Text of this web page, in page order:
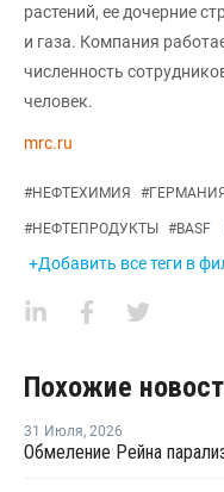
растений, ее дочерние
и газа. Компания
численность
человек.
mrc.ru
#НЕФТЕХИМИЯ #
#НЕФТЕПРОДУКТЫ #BASF
+Добавить все теги в
Похожие
31 Июля, 2026